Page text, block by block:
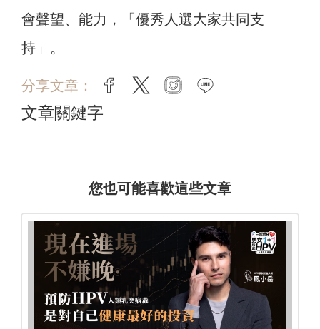
會聲望、能力，「優秀人選大家共同支
持」。
分享文章： facebook
twitter instagram
文章關鍵字
您也可能喜歡這些文章